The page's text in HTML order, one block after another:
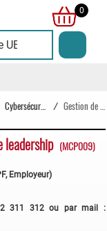
0
/
leadership (MCP009)
Employeur)
311 312 ou par mail :